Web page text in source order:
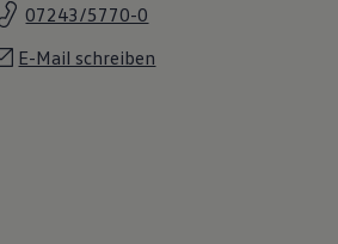
07243/5770-0
E-Mail schreiben